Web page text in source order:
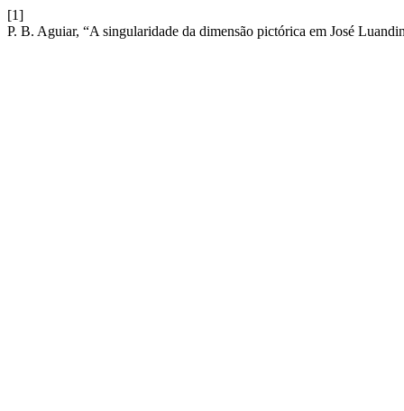
[1]
P. B. Aguiar, “A singularidade da dimensão pictórica em José